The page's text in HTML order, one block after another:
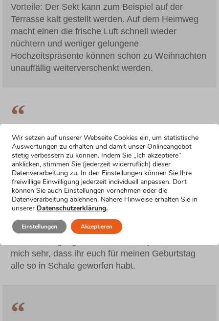
Vorteile: Der Sekt kann zum Beispiel auf der
Terrasse kalt gestellt werden. Auf dem Heimweg
macht einen die frische Luft schnell wieder
nüchtern und weniger gelungene
Hochzeitspräsente können schon zu Weihnachten
unauffällig weiterverschenkt werden.
Feste zu feiern. Das lag wohl auch daran, dass die
meisten Menschen in diesem Monat ihr einziges
Bad im ganzen Jahr nahmen, so dass die Gäste
bei der Feier alle anständig riechen würden.
Auch ich bin sehr froh, dass mein Geburtstag in
den Sommer fällt, doch ich bin sicher, wenn die
Feier in den November gefallen wäre, hättet ihr
mich sehr, dass ihr euch für meinen Geburtstag
alle so in Schale geworfen habt.
Wir setzen auf unserer Webseite Cookies ein, um statistische
Auswertungen zu erhalten und damit unser Onlineangebot
stetig verbessern zu können. Indem Sie „Ich akzeptiere“
anklicken, stimmen Sie (jederzeit widerruflich) dieser
Datenverarbeitung zu. In den Einstellungen können Sie Ihre
freiwillige Einwilligung jederzeit individuell anpassen. Dort
können Sie auch Einstellungen vornehmen oder die
Datenverarbeitung ablehnen. Nähere Hinweise erhalten Sie in
unserer Datenschutzerklärung.
Akzeptieren
Einstellungen